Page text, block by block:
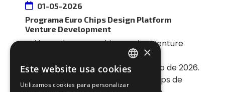
01-05-2026
Programa Euro Chips Design Platform
Venture Development
Foi lançado o Euro Chips Design Venture
Development Programme com
candidaturas abertas até 1 de maio de 2026.
Esta iniciativa destina-se a start-ups de
PORTUGUESE
ENGLISH
×
Este website usa cookies
Utilizamos cookies para personalizar